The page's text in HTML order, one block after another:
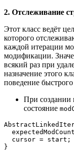
2. Отслеживание
Этот класс ведёт
которого
каждой итерации
модификации.
всякий раз при
назначение этого
поведение быстрого
При создании
состояние
  cursor = start;
}